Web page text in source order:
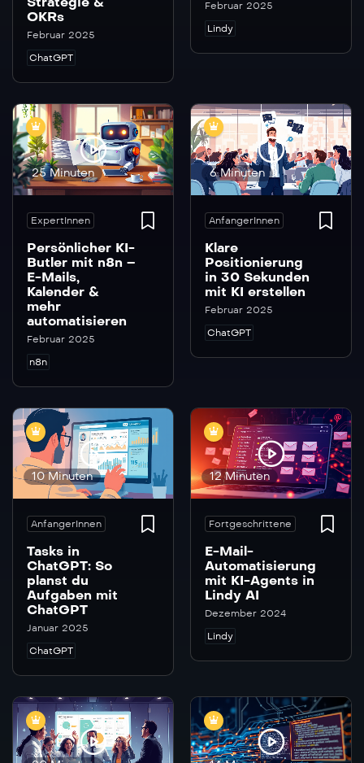
OKRs
Februar 2025
ChatGPT
Februar 2025
Lindy
25 Minuten
ExpertInnen
Persönlicher KI-
Butler mit n8n –
E-Mails,
Kalender &
mehr
automatisieren
Februar 2025
n8n
6 Minuten
AnfangerInnen
Klare
Positionierung
in 30 Sekunden
mit KI erstellen
Februar 2025
ChatGPT
10 Minuten
AnfangerInnen
Tasks in
ChatGPT: So
planst du
Aufgaben mit
ChatGPT
Januar 2025
ChatGPT
12 Minuten
Fortgeschrittene
E-Mail-
Automatisierung
mit KI-Agents in
Lindy AI
Dezember 2024
Lindy